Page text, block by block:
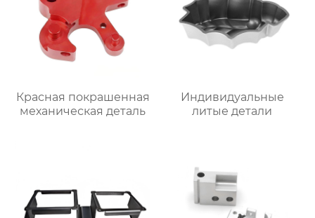
Красная покрашенная
механическая деталь
Индивидуальные
литые детали